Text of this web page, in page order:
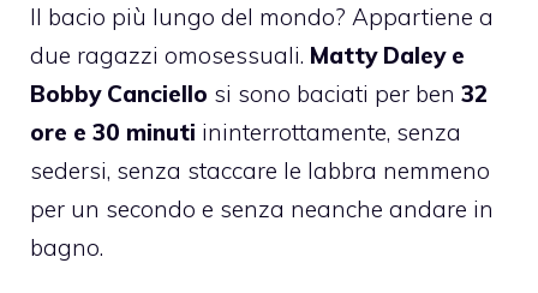
Il bacio più lungo del mondo? Appartiene a
due ragazzi omosessuali. Matty Daley e
Bobby Canciello si sono baciati per ben 32
ore e 30 minuti ininterrottamente, senza
sedersi, senza staccare le labbra nemmeno
per un secondo e senza neanche andare in
bagno.